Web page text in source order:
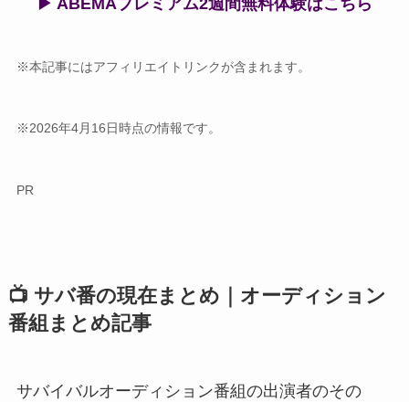
※本記事にはアフィリエイトリンクが含まれます。
※2026年4月16日時点の情報です。
PR
📺 サバ番の現在まとめ｜オーディション
番組まとめ記事
サバイバルオーディション番組の出演者のその